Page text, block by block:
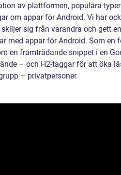
av plattformen, populära
om appar för Android. Vi har
sig från varandra och gett
med appar för Android. Som en
en framträdande snippet i en
– och H2-taggar för att öka
– privatpersoner.